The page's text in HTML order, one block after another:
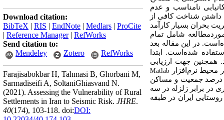
نامناسب و عدم
داشتن شناخت کافی از
بحران بسیار کارآمد
شامل تمام
مرکز آمار ایران سال 1390 گردآوری شده‌است. در این مقاله بعد
استفاده شده‌است. ابتدا
همچنین جهت ارزیابی
Matlab
داده شده‌است. نتایج پژوهش نشان می‌دهد حدود 45 درصد جمعیت و مساکن
در برابر زلزله در سه
آن‌ها، به عبارتی حدود 70 درصد سکونتگاه‌های روستایی ایران در طبقه
Download citation:
BibTeX | RIS | EndNote | Medlars | ProCite
| Reference Manager| RefWorks
Send citation to:
Mendeley
Zotero RefWorks
Farajisabokbar H, Tahmasi B, Ghorbani M,
Sarmadiseifi A, SoltaniGhiasvand N.
(2021). Assessing the Vulnerability of Rural
Settlements in Iran to Seismic Risk. JHRE.
40(174), 103-118. doi:DOI: